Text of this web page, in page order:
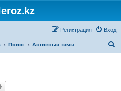
Вход
Регистрация
Поиск Активные темы